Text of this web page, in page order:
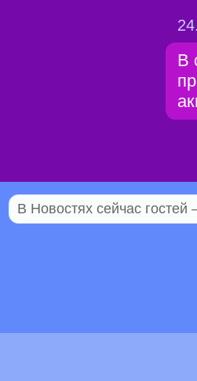
В
В Новостях сейчас гостей